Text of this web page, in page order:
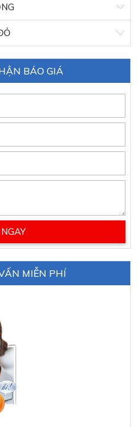
BÁO GIÁ
MIỄN PHÍ